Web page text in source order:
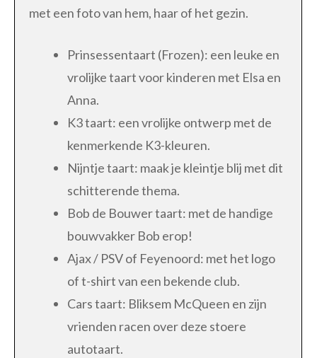
met een foto van hem, haar of het gezin.
Prinsessentaart (Frozen): een leuke en
vrolijke taart voor kinderen met Elsa en
Anna.
K3 taart: een vrolijke ontwerp met de
kenmerkende K3-kleuren.
Nijntje taart: maak je kleintje blij met dit
schitterende thema.
Bob de Bouwer taart: met de handige
bouwvakker Bob erop!
Ajax / PSV of Feyenoord: met het logo
of t-shirt van een bekende club.
Cars taart: Bliksem McQueen en zijn
vrienden racen over deze stoere
autotaart.